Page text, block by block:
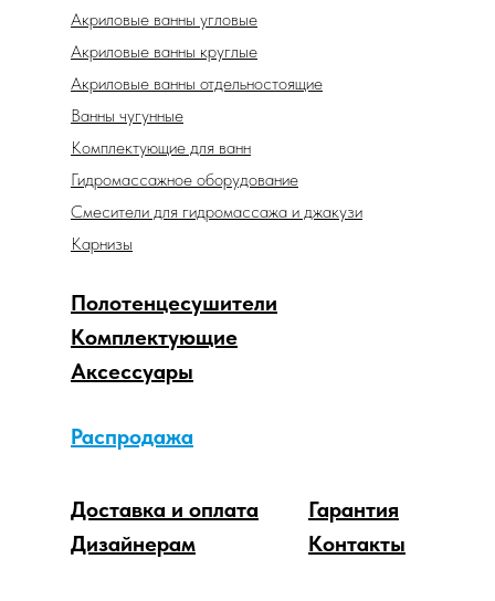
Аксессуары
Распродажа
Комплектующие
Дизайнерам
Доставка и оплата
Гарантия
Контакты
Акриловые ванны отдельностоящие
Акриловые ванны угловые
Акриловые ванны круглые
Ванны чугунные
Комплектующие для ванн
Гидромассажное оборудование
Смесители для гидромассажа и джакузи
Карнизы
Полотенцесушители